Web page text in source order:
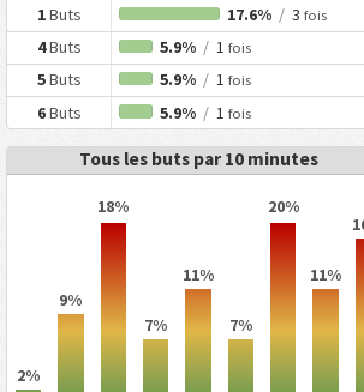
1Buts 17.6% /3 fois
4Buts 5.9% /1 fois
5Buts 5.9% /1 fois
6Buts 5.9% /1 fois
Tous les buts par 10 minutes
2%
9%
18%
7%
11%
7%
20%
11%